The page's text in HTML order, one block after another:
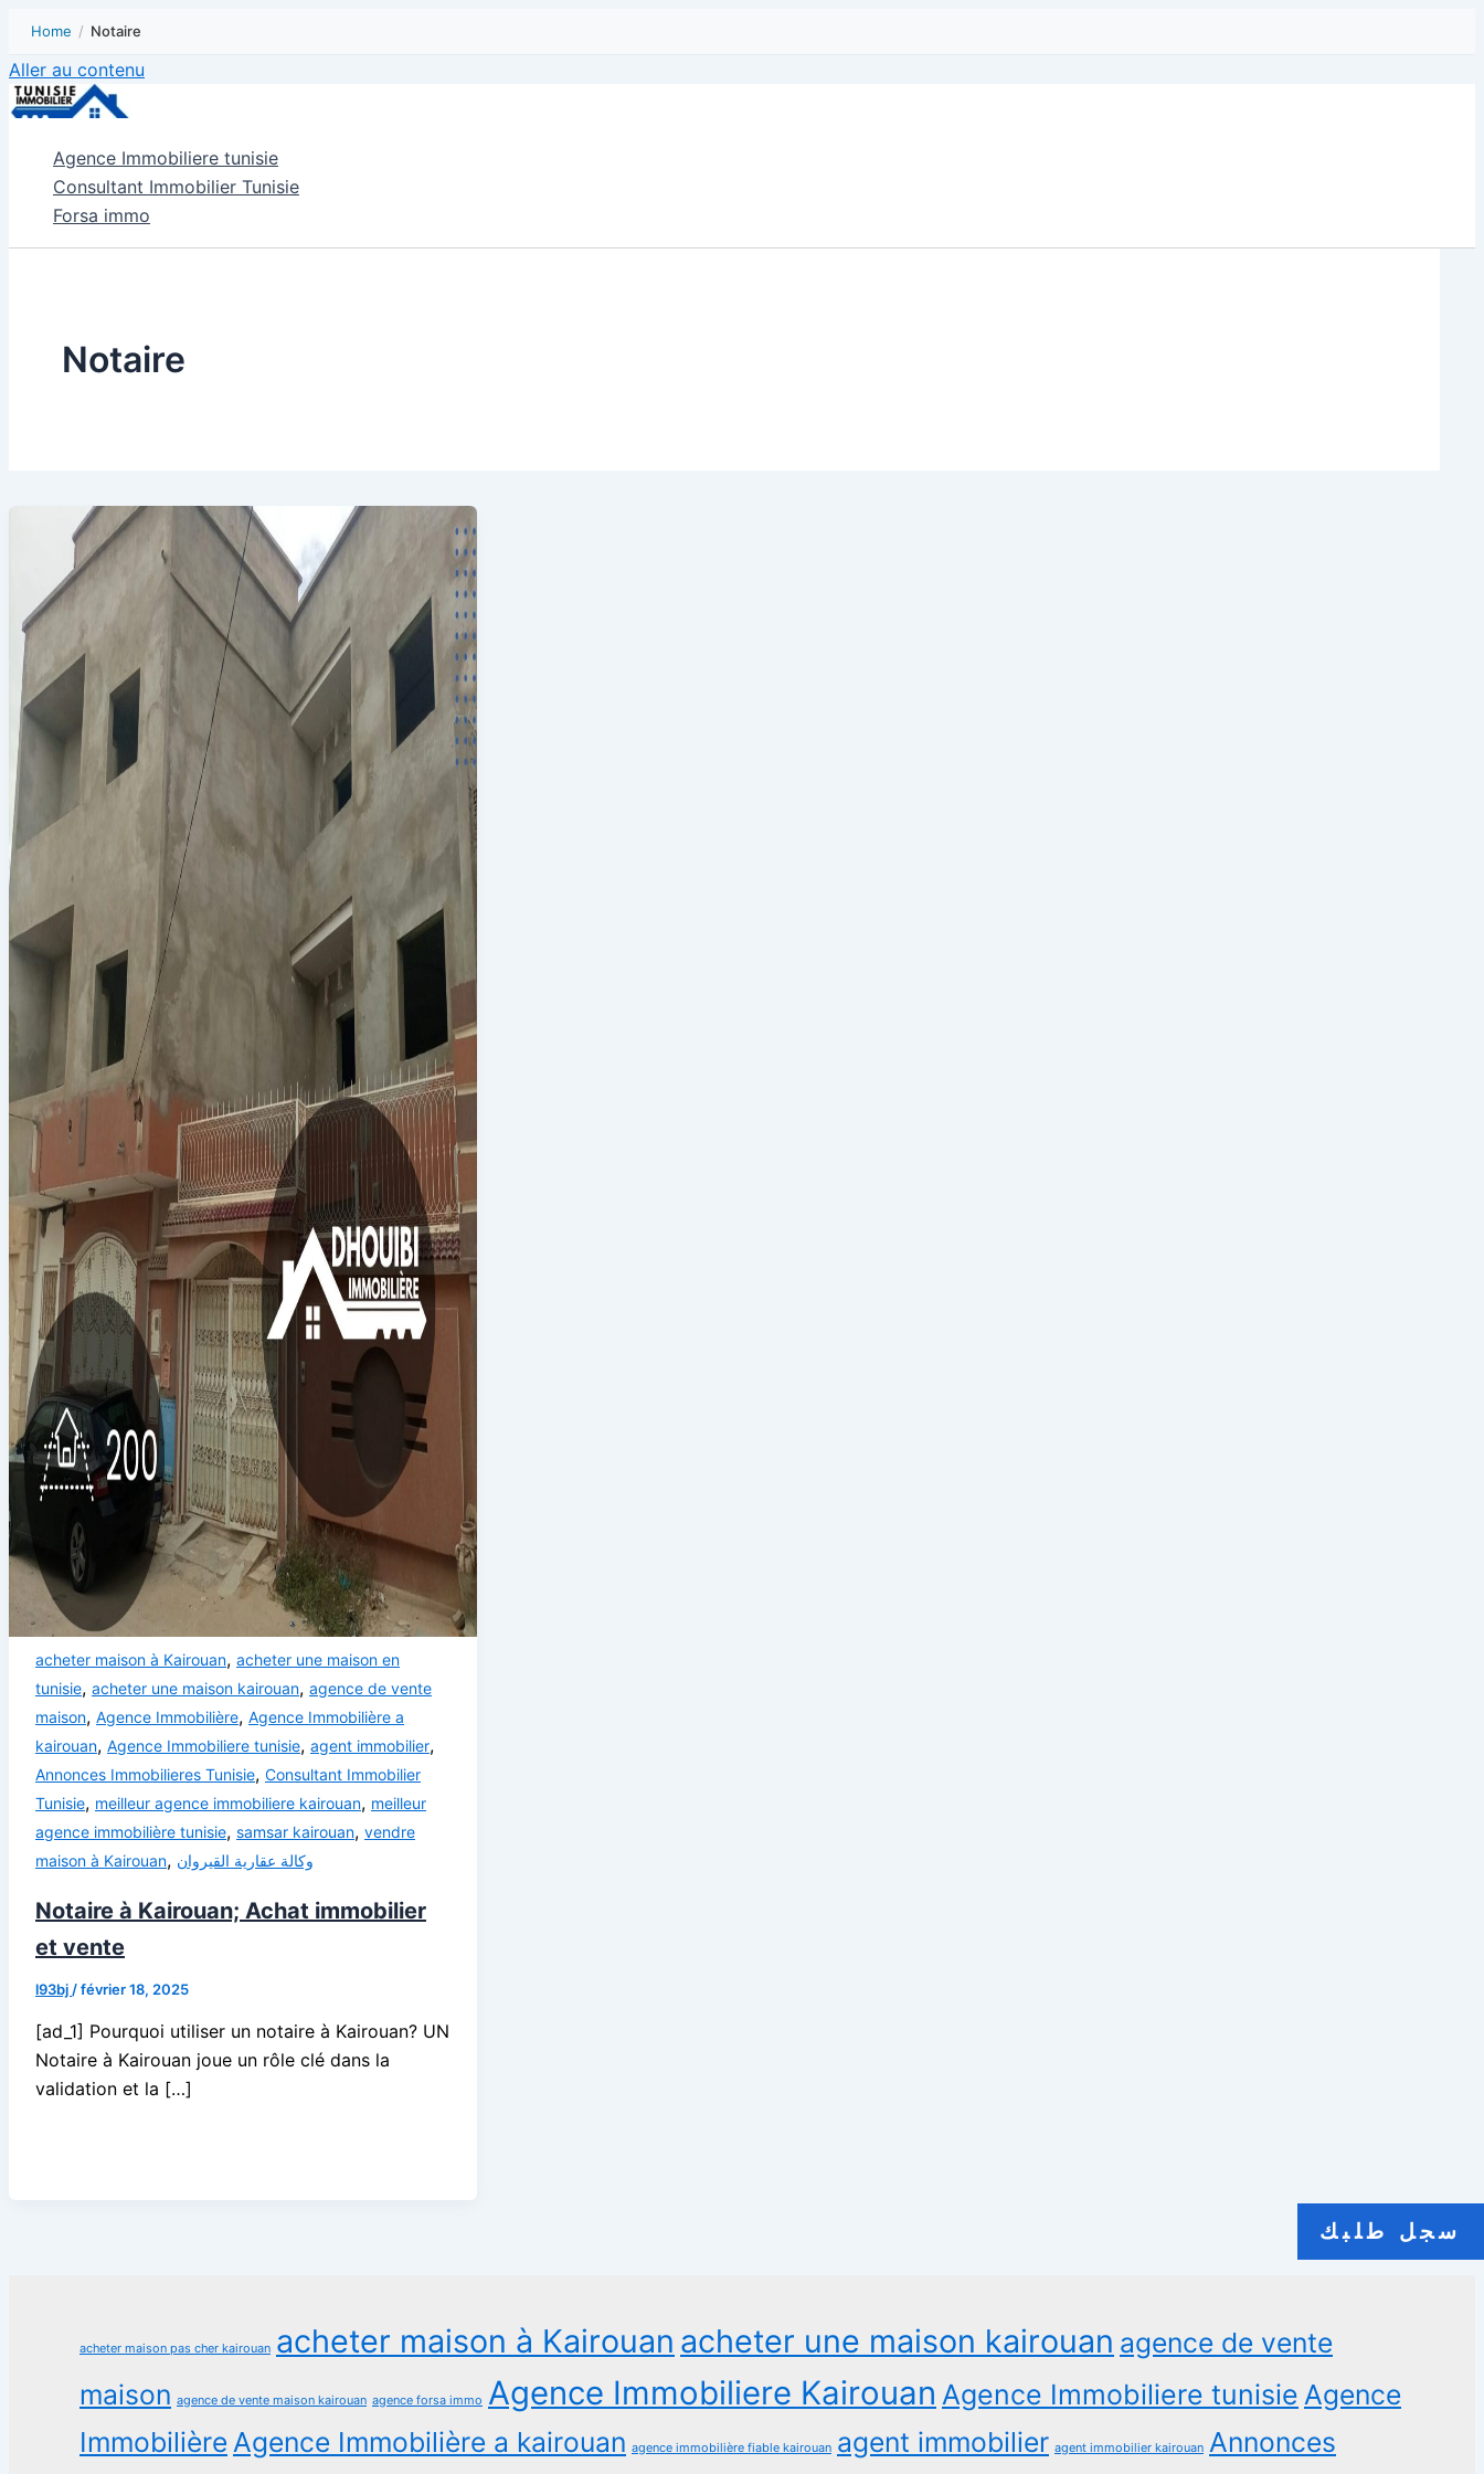
Home / Notaire
سجل طلبك
Aller au contenu
Agence Immobiliere tunisie
Consultant Immobilier Tunisie
Forsa immo
Notaire
acheter maison à Kairouan, acheter une maison en
tunisie, acheter une maison kairouan, agence de vente
maison, Agence Immobilière, Agence Immobilière a
kairouan, Agence Immobiliere tunisie, agent immobilier,
Annonces Immobilieres Tunisie, Consultant Immobilier
Tunisie, meilleur agence immobiliere kairouan, meilleur
agence immobilière tunisie, samsar kairouan, vendre
maison à Kairouan, وكالة عقارية القيروان
Notaire à Kairouan; Achat immobilier
et vente
l93bj /février 18, 2025
[ad_1] Pourquoi utiliser un notaire à Kairouan? UN
Notaire à Kairouan joue un rôle clé dans la
validation et la […]
acheter maison pas cher kairouan acheter maison à Kairouan acheter une maison kairouan agence de vente
maison agence de vente maison kairouan agence forsa immo Agence Immobiliere Kairouan Agence Immobiliere tunisie Agence
Immobilière Agence Immobilière a kairouan agence immobilière fiable kairouan agent immobilier agent immobilier kairouan Annonces